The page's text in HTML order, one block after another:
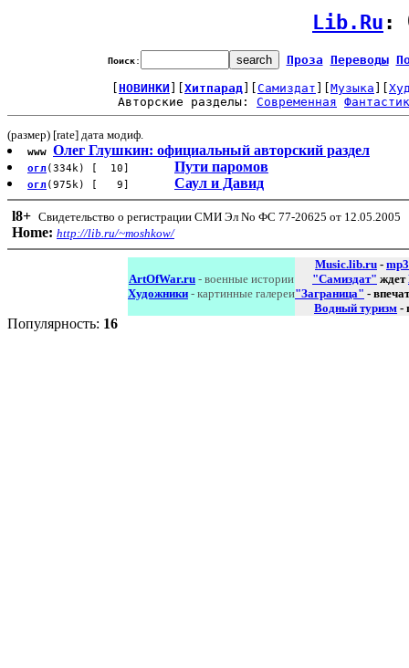
Lib.Ru :
Поиск: Проза Переводы
НОВИНКИ Хитпарад Самиздат Музыка
Авторские разделы: Современная
(размер) [rate] дата модиф.
www Олег Глушкин: официальный авторский раздел
огл (334k) [ 10] Пути паромов
огл (975k) [ 9] Саул и Давид
l8+ Свидетельство о регистрации СМИ Эл No ФС 77-20625 от 12.05.2005
Home: http://lib.ru/~moshkow/
ArtOfWar.ru - военные истории
Художники - картинные галереи
Music.lib.ru - mp3
"Самиздат" ждет
"Заграница" -
Водный туризм -
Популярность: 16